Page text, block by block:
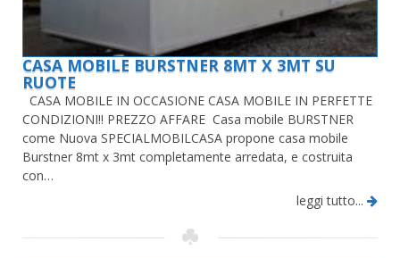
CASA MOBILE BURSTNER 8MT X 3MT SU
RUOTE
CASA MOBILE IN OCCASIONE CASA MOBILE IN PERFETTE
CONDIZIONI!! PREZZO AFFARE Casa mobile BURSTNER
come Nuova SPECIALMOBILCASA propone casa mobile
Burstner 8mt x 3mt completamente arredata, e costruita
con…
leggi tutto...